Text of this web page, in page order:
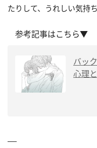
たりして、うれしい気持
参考記事はこちら▼
バッ
心理